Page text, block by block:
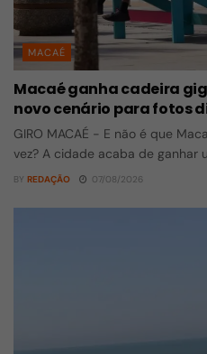
MACAÉ
Macaé ganha cadeira
novo cenário para fotos
GIRO MACAÉ - E não é que
vez? A cidade acaba de ganhar
BY REDAÇÃO 07/08/2026